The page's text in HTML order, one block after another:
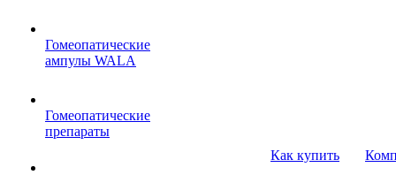
Гомеопатические
ампулы WALA
Гомеопатические
препараты
Как купить